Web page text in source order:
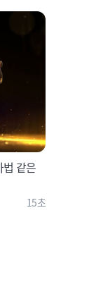
같은
15초